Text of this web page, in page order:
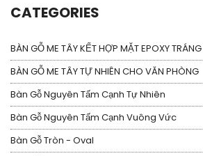
CATEGORIES
BÀN GỖ ME TÂY KẾT HỢP MẶT EPOXY
BÀN GỖ ME TÂY TỰ NHIÊN CHO VĂN PHÒNG
Bàn Gỗ Nguyên Tấm Cạnh Tự Nhiên
Bàn Gỗ Nguyên Tấm Cạnh Vuông Vức
Bàn Gỗ Tròn - Oval